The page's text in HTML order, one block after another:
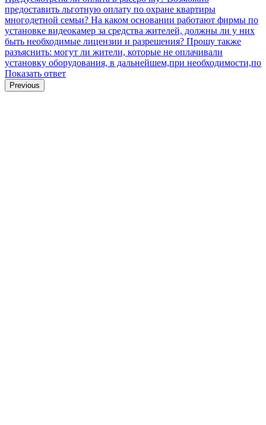
предоставить льготную оплату по охране квартиры
многодетной семьи? На каком основании работают фирмы по
установке видеокамер за средства жителей, должны ли у них
быть необходимые лицензии и разрешения? Прошу также
разъяснить: могут ли жители, которые не оплачивали
установку оборудования, в дальнейшем,при необходимости,по
Показать ответ
Previous